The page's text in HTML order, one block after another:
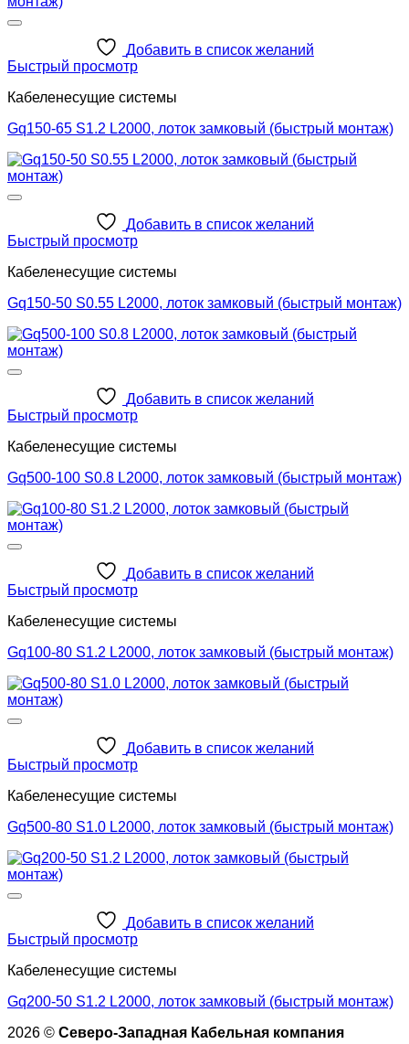
Добавить в список желаний
Быстрый просмотр
Кабеленесущие системы
Gq150-65 S1.2 L2000, лоток замковый (быстрый монтаж)
Добавить в список желаний
Быстрый просмотр
Кабеленесущие системы
Gq150-50 S0.55 L2000, лоток замковый (быстрый монтаж)
Добавить в список желаний
Быстрый просмотр
Кабеленесущие системы
Gq500-100 S0.8 L2000, лоток замковый (быстрый монтаж)
Добавить в список желаний
Быстрый просмотр
Кабеленесущие системы
Gq100-80 S1.2 L2000, лоток замковый (быстрый монтаж)
Добавить в список желаний
Быстрый просмотр
Кабеленесущие системы
Gq500-80 S1.0 L2000, лоток замковый (быстрый монтаж)
Добавить в список желаний
Быстрый просмотр
Кабеленесущие системы
Gq200-50 S1.2 L2000, лоток замковый (быстрый монтаж)
2026 © Северо-Западная Кабельная компания